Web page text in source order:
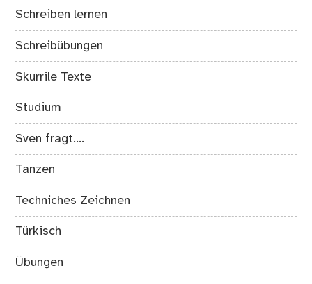
Schreiben lernen
Schreibübungen
Skurrile Texte
Studium
Sven fragt….
Tanzen
Techniches Zeichnen
Türkisch
Übungen